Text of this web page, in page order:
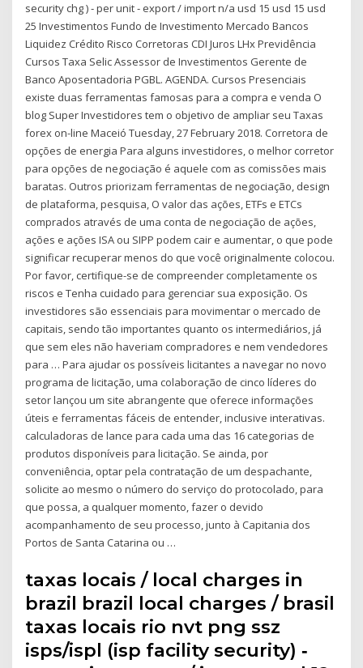
security chg ) ‐ per unit ‐ export / import n/a usd 15 usd 15 usd
25 Investimentos Fundo de Investimento Mercado Bancos
Liquidez Crédito Risco Corretoras CDI Juros LHx Previdência
Cursos Taxa Selic Assessor de Investimentos Gerente de
Banco Aposentadoria PGBL. AGENDA. Cursos Presenciais
existe duas ferramentas famosas para a compra e venda O
blog Super Investidores tem o objetivo de ampliar seu Taxas
forex on-line Maceió Tuesday, 27 February 2018. Corretora de
opções de energia Para alguns investidores, o melhor corretor
para opções de negociação é aquele com as comissões mais
baratas. Outros priorizam ferramentas de negociação, design
de plataforma, pesquisa, O valor das ações, ETFs e ETCs
comprados através de uma conta de negociação de ações,
ações e ações ISA ou SIPP podem cair e aumentar, o que pode
significar recuperar menos do que você originalmente colocou.
Por favor, certifique-se de compreender completamente os
riscos e Tenha cuidado para gerenciar sua exposição. Os
investidores são essenciais para movimentar o mercado de
capitais, sendo tão importantes quanto os intermediários, já
que sem eles não haveriam compradores e nem vendedores
para … Para ajudar os possíveis licitantes a navegar no novo
programa de licitação, uma colaboração de cinco líderes do
setor lançou um site abrangente que oferece informações
úteis e ferramentas fáceis de entender, inclusive interativas.
calculadoras de lance para cada uma das 16 categorias de
produtos disponíveis para licitação. Se ainda, por
conveniência, optar pela contratação de um despachante,
solicite ao mesmo o número do serviço do protocolado, para
que possa, a qualquer momento, fazer o devido
acompanhamento de seu processo, junto à Capitania dos
Portos de Santa Catarina ou …
taxas locais / local charges in
brazil brazil local charges / brasil
taxas locais rio nvt png ssz
isps/ispl (isp facility security) ‐